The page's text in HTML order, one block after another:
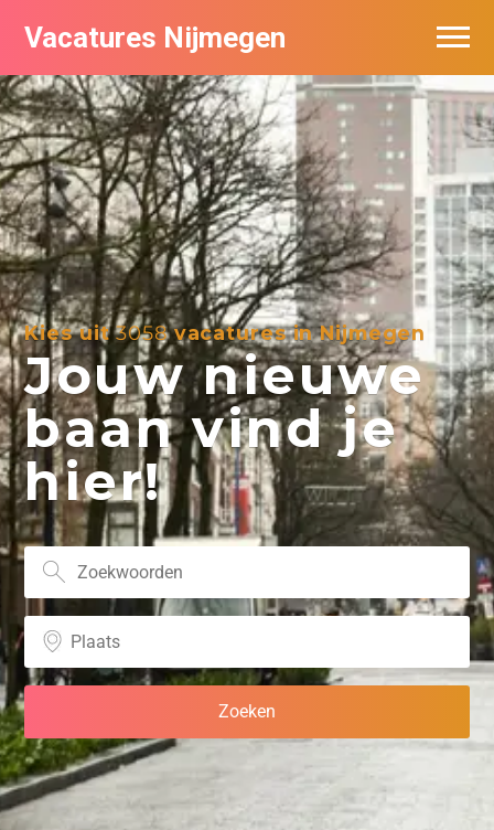
Vacatures Nijmegen
Kies uit3058vacatures in Nijmegen
Jouw nieuwe
baan vind je
hier!
Vacatures per bedrijf
De populairste vacatures in Nijmegen
Nieuwsbrief feed